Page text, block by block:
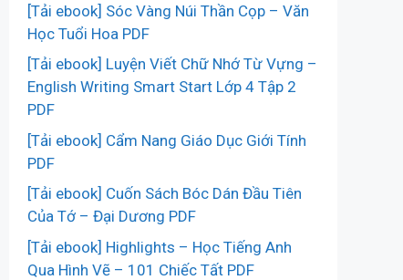
[Tải ebook] Sóc Vàng Núi Thần Cọp – Văn
Học Tuổi Hoa PDF
[Tải ebook] Luyện Viết Chữ Nhớ Từ Vựng –
English Writing Smart Start Lớp 4 Tập 2
PDF
[Tải ebook] Cẩm Nang Giáo Dục Giới Tính
PDF
[Tải ebook] Cuốn Sách Bóc Dán Đầu Tiên
Của Tớ – Đại Dương PDF
[Tải ebook] Highlights – Học Tiếng Anh
Qua Hình Vẽ – 101 Chiếc Tất PDF